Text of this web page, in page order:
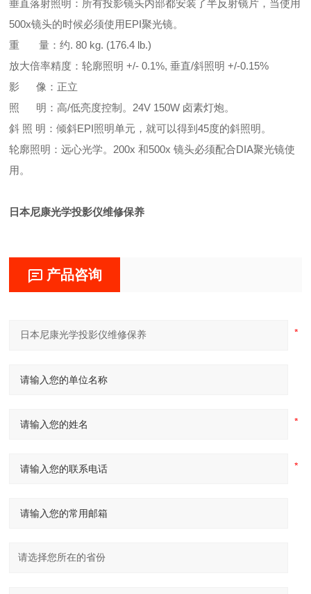
垂直落射照明：所有投影镜头内部都安装了半反射镜片，当使用
500x镜头的时候必须使用EPI聚光镜。
重 量：约. 80 kg. (176.4 lb.)
放大倍率精度：轮廓照明 +/- 0.1%, 垂直/斜照明 +/-0.15%
影 像：正立
照 明：高/低亮度控制。24V 150W 卤素灯炮。
斜 照 明：倾斜EPI照明单元，就可以得到45度的斜照明。
轮廓照明：远心光学。200x 和500x 镜头必须配合DIA聚光镜使
用。
日本尼康光学投影仪维修保养
产品咨询